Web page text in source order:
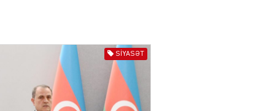
yoldaşını buna görə
3018
SIYASƏT